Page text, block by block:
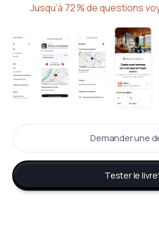
Jusqu’à 72 % de questions
Demander une
Tester le